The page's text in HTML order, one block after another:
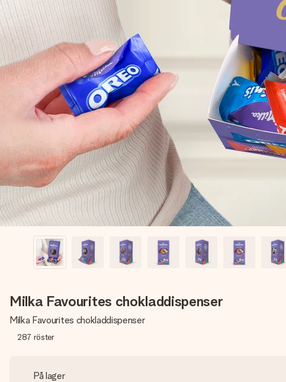
Milka Favourites chokladdispenser
Milka Favourites chokladdispenser
287 röster
På lager